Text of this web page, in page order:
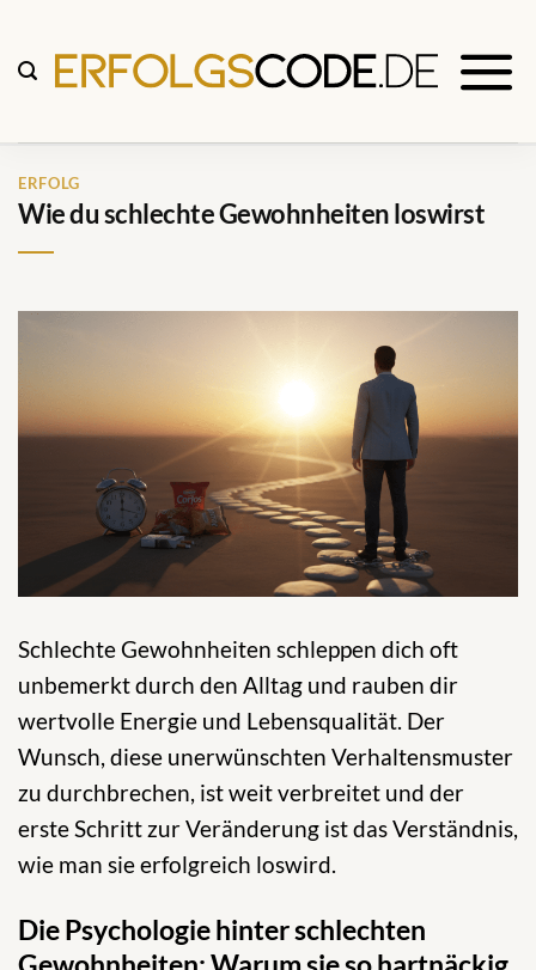
Inhalt
springen
ERFOLG
Wie du schlechte Gewohnheiten loswirst
Schlechte Gewohnheiten schleppen dich oft
unbemerkt durch den Alltag und rauben dir
wertvolle Energie und Lebensqualität. Der
Wunsch, diese unerwünschten Verhaltensmuster
zu durchbrechen, ist weit verbreitet und der
erste Schritt zur Veränderung ist das Verständnis,
wie man sie erfolgreich loswird.
Die Psychologie hinter schlechten